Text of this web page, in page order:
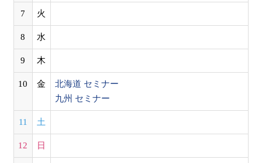
7 火
8 水
9 木
10 金
北海道 セミナー
九州 セミナー
11 土
12 日